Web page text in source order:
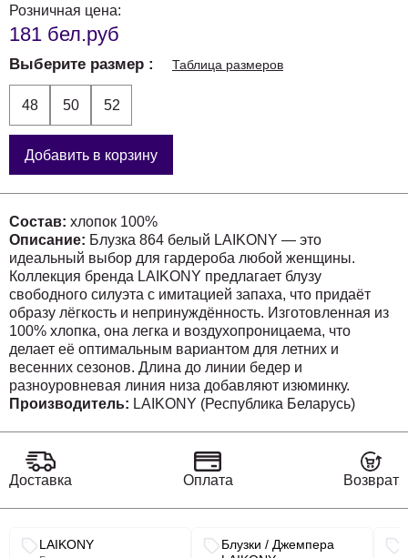
Розничная цена:
181 бел.руб
Выберите размер Таблица размеров
48 50 52
Добавить в корзину
Состав: хлопок 100%
Описание: Блузка 864 белый LAIKONY — это
идеальный выбор для гардероба любой женщины.
Коллекция бренда LAIKONY предлагает блузу
свободного силуэта с имитацией запаха, что придаёт
образу лёгкость и непринуждённость. Изготовленная из
100% хлопка, она легка и воздухопроницаема, что
делает её оптимальным вариантом для летних и
весенних сезонов. Длина до линии бедер и
разноуровневая линия низа добавляют изюминку.
Отложной воротник и «V-образный» вырез
повседневного ношения. Белый цвет блузы позволяет
легко сочетать её с различными элементами гардероба.
Производитель: LAIKONY (Республика Беларусь)
Доставка Оплата Возврат
Связанные разделы каталога
LAIKONY
Блузки / Джемпера